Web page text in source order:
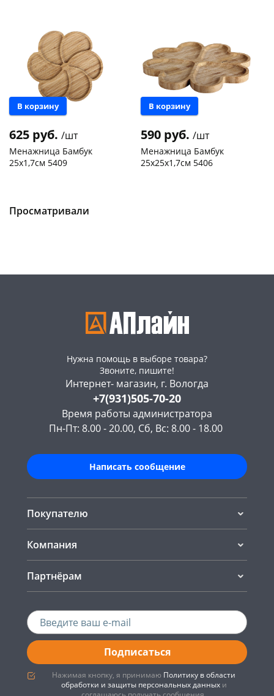
В корзину
625 руб. /шт
Менажница Бамбук
25х1,7см 5409
В корзину
590 руб. /шт
Менажница Бамбук
25х25х1,7см 5406
Просматривали
Нужна помощь в выборе товара?
Звоните, пишите!
Интернет- магазин, г. Вологда
+7(931)505-70-20
Время работы администратора
Пн-Пт: 8.00 - 20.00, Сб, Вс: 8.00 - 18.00
Написать сообщение
Покупателю
Компания
Партнёрам
Подписаться
Нажимая кнопку, я принимаю Политику в области
обработки и защиты персональных данныхи